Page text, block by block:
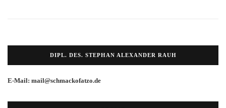
DIPL. DES. STEPHAN ALEXANDER RAUH
E-Mail: mail@schmackofatzo.de